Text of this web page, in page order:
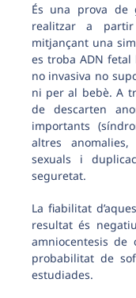
És una prova de
realitzar a
mitjançant una
es troba ADN fetal
no invasiva no
ni per al bebè. A
de descarten
importants
altres
sexuals i
seguretat.
La fiabilitat
resultat és
amniocentesis de
probabilitat de
estudiades.